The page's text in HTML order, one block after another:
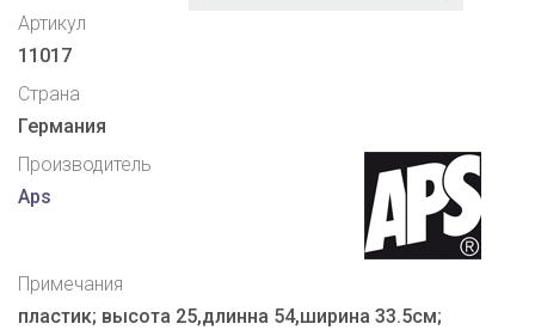
Артикул
11017
Страна
Германия
Производитель
Aps
Примечания
пластик; высота 25,длинна 54,ширина 33.5см;